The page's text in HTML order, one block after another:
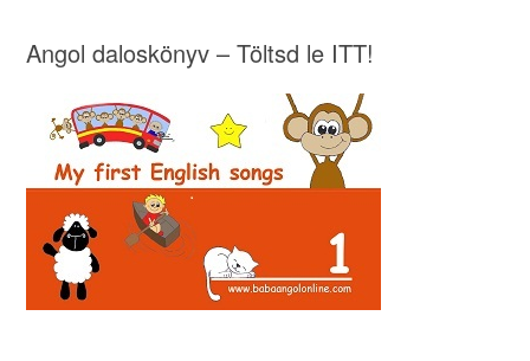
Angol daloskönyv – Töltsd le ITT!